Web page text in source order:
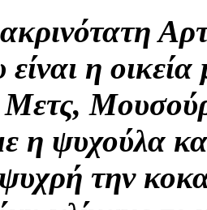
η
Μετς,
ψυχούλα και
την